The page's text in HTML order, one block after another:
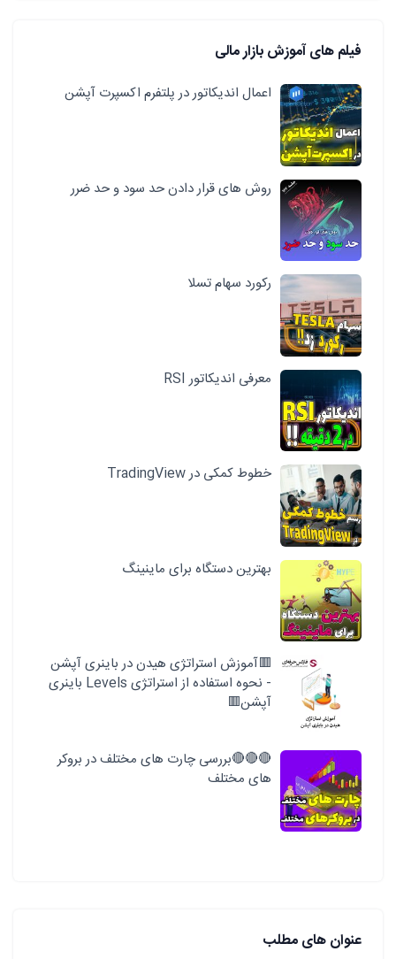
فیلم های آموزش بازار مالی
اعمال اندیکاتور در پلتفرم اکسپرت آپشن
روش های قرار دادن حد سود و حد ضرر
رکورد سهام تسلا
معرفی اندیکاتور RSI
خطوط کمکی در TradingView
بهترین دستگاه برای ماینینگ
🟥آموزش استراتژی هیدن در باینری آپشن
- نحوه استفاده از استراتژی Levels باینری
آپشن🟥
🔴🔴🔴بررسی چارت های مختلف در بروکر
های مختلف
عنوان های مطلب